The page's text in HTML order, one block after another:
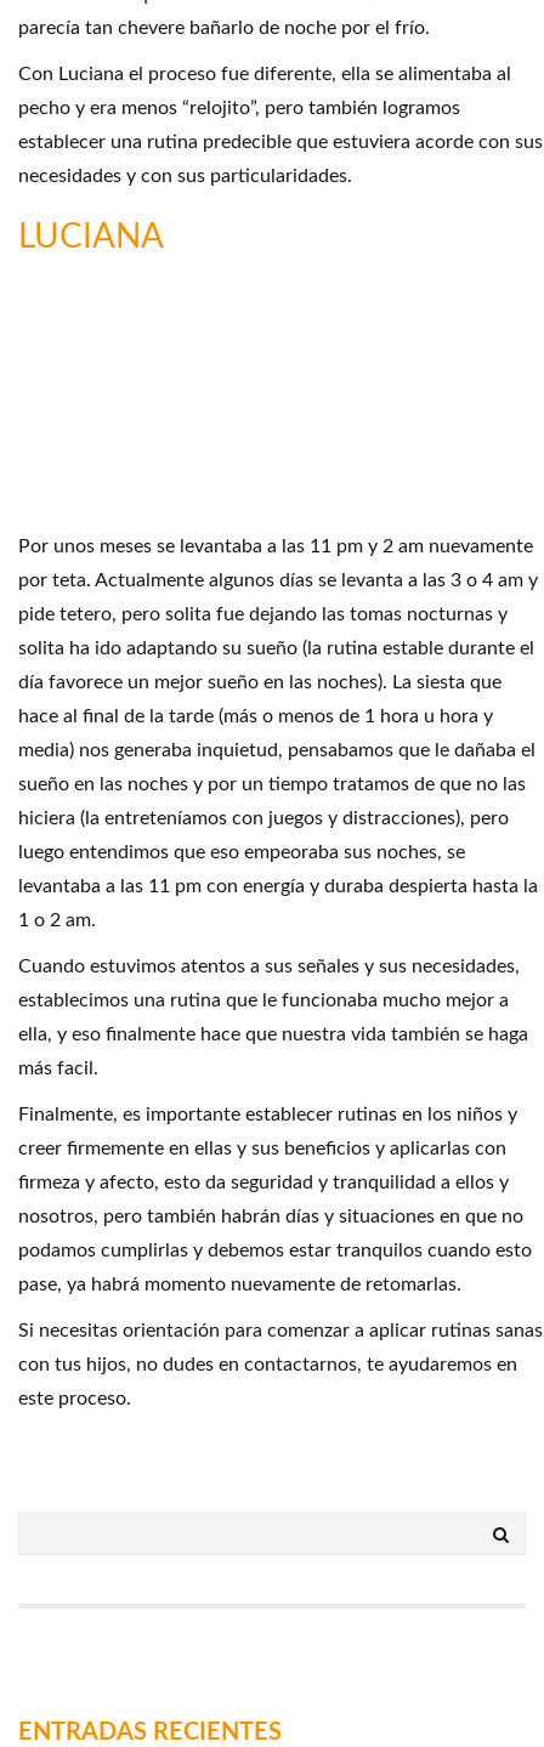
parecía tan chevere bañarlo de noche por el frío.
Con Luciana el proceso fue diferente, ella se alimentaba al
pecho y era menos “relojito”, pero también logramos
establecer una rutina predecible que estuviera acorde con sus
necesidades y con sus particularidades.
LUCIANA
Por unos meses se levantaba a las 11 pm y 2 am nuevamente
por teta. Actualmente algunos días se levanta a las 3 o 4 am y
pide tetero, pero solita fue dejando las tomas nocturnas y
solita ha ido adaptando su sueño (la rutina estable durante el
día favorece un mejor sueño en las noches). La siesta que
hace al final de la tarde (más o menos de 1 hora u hora y
media) nos generaba inquietud, pensabamos que le dañaba el
sueño en las noches y por un tiempo tratamos de que no las
hiciera (la entreteníamos con juegos y distracciones), pero
luego entendimos que eso empeoraba sus noches, se
levantaba a las 11 pm con energía y duraba despierta hasta la
1 o 2 am.
Cuando estuvimos atentos a sus señales y sus necesidades,
establecimos una rutina que le funcionaba mucho mejor a
ella, y eso finalmente hace que nuestra vida también se haga
más facil.
Finalmente, es importante establecer rutinas en los niños y
creer firmemente en ellas y sus beneficios y aplicarlas con
firmeza y afecto, esto da seguridad y tranquilidad a ellos y
nosotros, pero también habrán días y situaciones en que no
podamos cumplirlas y debemos estar tranquilos cuando esto
pase, ya habrá momento nuevamente de retomarlas.
Si necesitas orientación para comenzar a aplicar rutinas sanas
con tus hijos, no dudes en contactarnos, te ayudaremos en
este proceso.
ENTRADAS RECIENTES